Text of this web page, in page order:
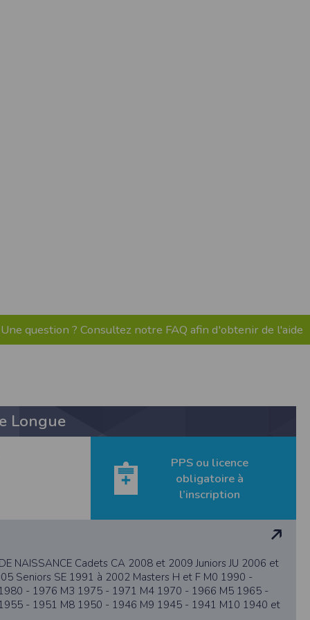
Une question ? Consultez notre FAQ afin d'obtenir de l'aide
Longue
PPS ou licence
obligatoire à
l’inscription
NAISSANCE Cadets CA 2008 et 2009 Juniors JU 2006 et
Seniors SE 1991 à 2002 Masters H et F M0 1990 -
- 1976 M3 1975 - 1971 M4 1970 - 1966 M5 1965 -
- 1951 M8 1950 - 1946 M9 1945 - 1941 M10 1940 et
êtes informés que le site est susceptible
parties de ce site ne peuvent être
communiquées à des tiers hormis pour la
de vos données en nous adressant une
limité. Des précautions techniques et
directement reliées à la société
de sécurité, après suppression des
dudit Participant.
responsable si un organisateur décide de
d’utilisation. En cas de contestation
compétents pour connaître de ce litige.
: